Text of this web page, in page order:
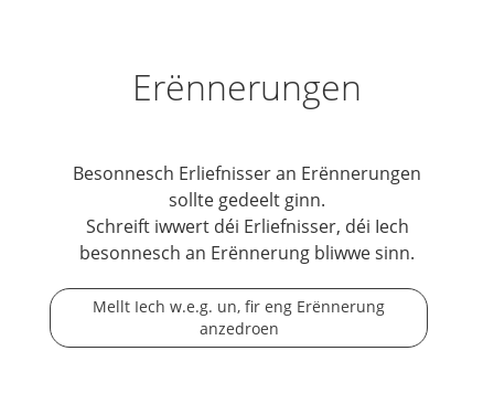
Erënnerungen
Besonnesch Erliefnisser an Erënnerungen
sollte gedeelt ginn.
Schreift iwwert déi Erliefnisser, déi Iech
besonnesch an Erënnerung bliwwe sinn.
Mellt Iech w.e.g. un, fir eng Erënnerung
anzedroen